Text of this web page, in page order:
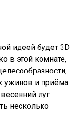
идеей будет 3D
в этой комнате,
ужинов и приёма
луг
несколько